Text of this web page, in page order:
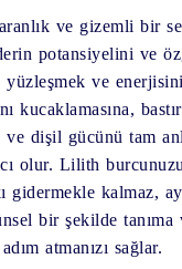
ve gizemli bir
potansiyelini ve
yüzleşmek ve
kucaklamasına,
ve dişil gücünü tam
olur. Lilith
gidermekle kalmaz,
bir şekilde tanıma
atmanızı sağlar.